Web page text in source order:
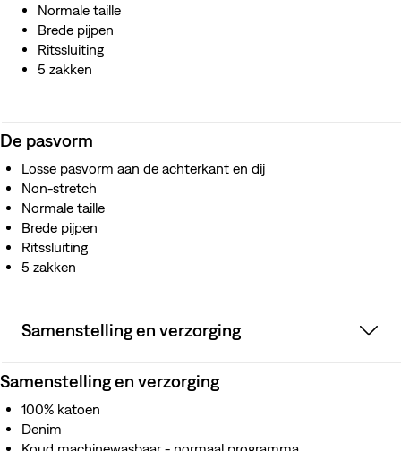
Normale taille
Brede pijpen
Ritssluiting
5 zakken
De pasvorm
Losse pasvorm aan de achterkant en dij
Non-stretch
Normale taille
Brede pijpen
Ritssluiting
5 zakken
Samenstelling en verzorging
Samenstelling en verzorging
100% katoen
Denim